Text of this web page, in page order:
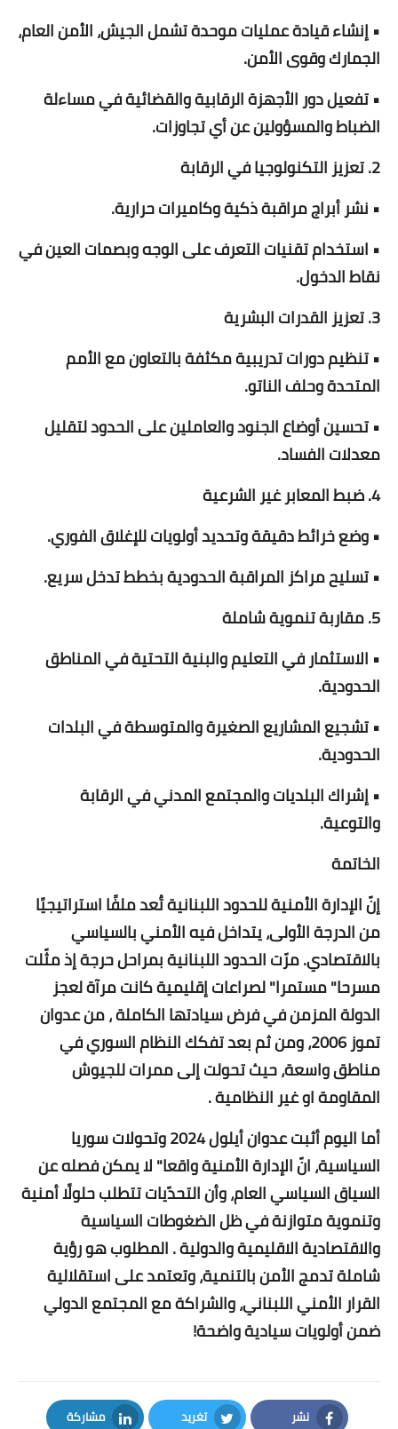
• إنشاء قيادة عمليات موحدة تشمل الجيش، الأمن العام،
الجمارك وقوى الأمن.
• تفعيل دور الأجهزة الرقابية والقضائية في مساءلة
الضباط والمسؤولين عن أي تجاوزات.
2. تعزيز التكنولوجيا في الرقابة
• نشر أبراج مراقبة ذكية وكاميرات حرارية.
• استخدام تقنيات التعرف على الوجه وبصمات العين في
نقاط الدخول.
3. تعزيز القدرات البشرية
• تنظيم دورات تدريبية مكثفة بالتعاون مع الأمم
المتحدة وحلف الناتو.
• تحسين أوضاع الجنود والعاملين على الحدود لتقليل
معدلات الفساد.
4. ضبط المعابر غير الشرعية
• وضع خرائط دقيقة وتحديد أولويات للإغلاق الفوري.
• تسليح مراكز المراقبة الحدودية بخطط تدخل سريع.
5. مقاربة تنموية شاملة
• الاستثمار في التعليم والبنية التحتية في المناطق
الحدودية.
• تشجيع المشاريع الصغيرة والمتوسطة في البلدات
الحدودية.
• إشراك البلديات والمجتمع المدني في الرقابة
والتوعية.
الخاتمة
إنّ الإدارة الأمنية للحدود اللبنانية تُعد ملفًا استراتيجيًا
من الدرجة الأولى، يتداخل فيه الأمني بالسياسي
بالاقتصادي. مرّت الحدود اللبنانية بمراحل حرجة إذ مثّلت
مسرحا" مستمرا" لصراعات إقليمية كانت مرآة لعجز
الدولة المزمن في فرض سيادتها الكاملة ، من عدوان
تموز 2006، ومن ثم بعد تفكك النظام السوري في
مناطق واسعة، حيث تحولت إلى ممرات للجيوش
المقاومة او غير النظامية .
أما اليوم أثبت عدوان أيلول 2024 وتحولات سوريا
السياسية، انّ الإدارة الأمنية واقعا" لا يمكن فصله عن
السياق السياسي العام، وأن التحدّيات تتطلب حلولًا أمنية
وتنموية متوازنة في ظل الضغوطات السياسية
والاقتصادية الاقليمية والدولية . المطلوب هو رؤية
شاملة تدمج الأمن بالتنمية، وتعتمد على استقلالية
القرار الأمني اللبناني، والشراكة مع المجتمع الدولي
ضمن أولويات سيادية واضحة!
نشر تغريد مشاركة